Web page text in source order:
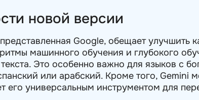
новой версии
Google, обещает улучшить
машинного обучения и глубокого
Это особенно важно для языков с
или арабский. Кроме того, Gemini
его универсальным инструментом для